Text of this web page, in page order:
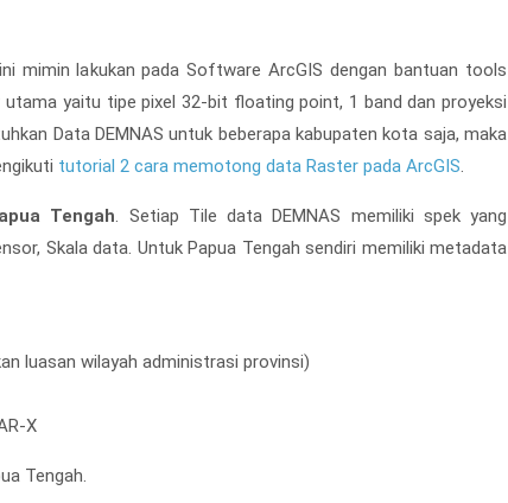
ini mimin lakukan pada Software ArcGIS dengan bantuan tools
yaitu tipe pixel 32-bit floating point, 1 band dan proyeksi
Data DEMNAS untuk beberapa kabupaten kota saja, maka
tutorial 2 cara memotong data Raster pada ArcGIS.
Tengah. Setiap Tile data DEMNAS memiliki spek yang
Skala data. Untuk Papua Tengah sendiri memiliki metadata
luasan wilayah administrasi provinsi)
X
Tengah.